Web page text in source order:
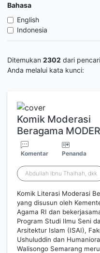
Bahasa
English
Indonesia
Ditemukan 2302 dari
Anda melalui kata kunci:
Komik Moderasi
Beragama
Komentar Penanda
Abdullah Ibnu Thalhah, dkk
Komik Literasi Moderasi
yang disusun oleh
Agama RI dan
Program Studi Ilmu Seni
Arsitektur Islam (ISAI),
Ushuluddin dan
Walisongo Semarang